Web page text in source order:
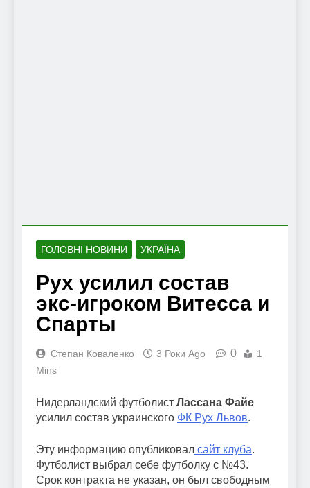
ГОЛОВНІ НОВИНИ УКРАЇНА
Рух усилил состав
экс-игроком Витесса и
Спарты
Степан Коваленко 3 Роки Ago 0
1
Mins
Нидерландский футболист Лассана Файе
усилил состав украинского ФК Рух Львов.
Эту информацию опубликовал сайт клуба.
Футболист выбрал себе футболку с №43.
Срок контракта не указан, он был свободным